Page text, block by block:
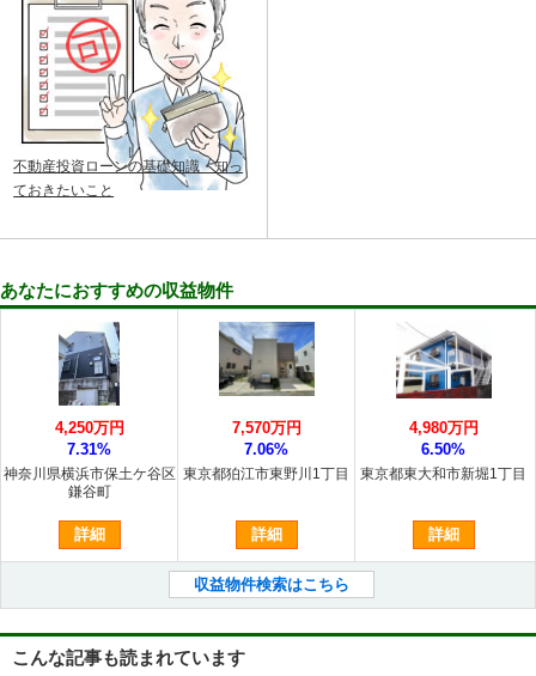
不動産投資ローンの基礎知識・知っ
ておきたいこと
あなたにおすすめの収益物件
神奈川県横浜市保土ケ谷区
鎌谷町
4,250万円
7.31%
詳細
東京都狛江市東野川1丁目
7,570万円
7.06%
詳細
東京都東大和市新堀1丁目
4,980万円
6.50%
詳細
収益物件検索はこちら
こんな記事も読まれています